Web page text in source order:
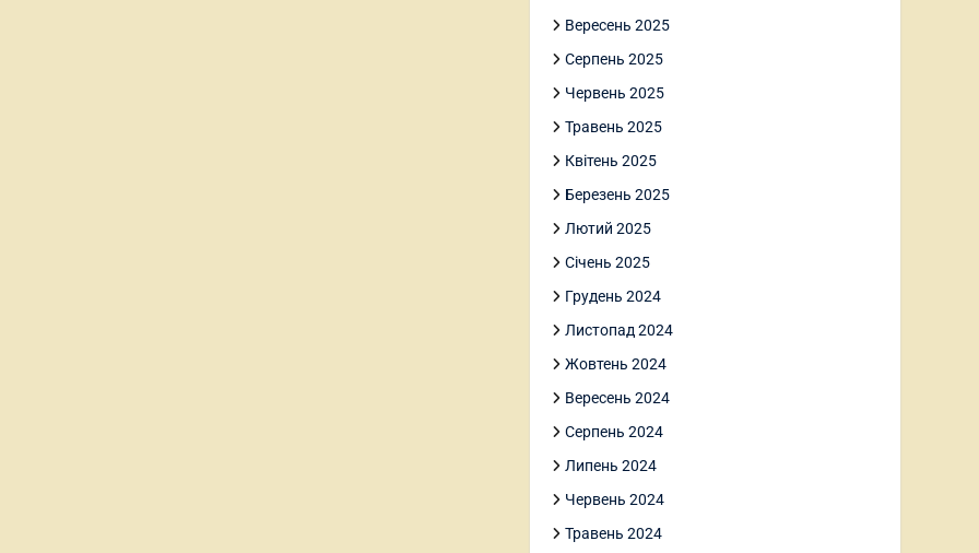
Вересень 2025
Серпень 2025
Червень 2025
Травень 2025
Квітень 2025
Березень 2025
Лютий 2025
Січень 2025
Грудень 2024
Листопад 2024
Жовтень 2024
Вересень 2024
Серпень 2024
Липень 2024
Червень 2024
Травень 2024